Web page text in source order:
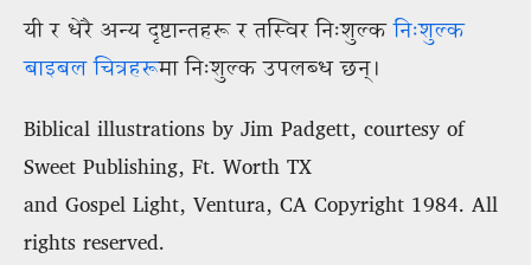
यी र धेरै अन्य दृष्टान्तहरू र तस्विर निःशुल्कनिःशुल्क
बाइबल चित्रहरूमा निःशुल्क उपलब्ध छन्।
Biblical illustrations by Jim Padgett, courtesy of
Sweet Publishing, Ft. Worth TX
and Gospel Light, Ventura, CA Copyright 1984. All
rights reserved.